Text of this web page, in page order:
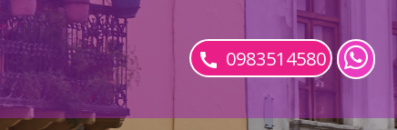
0983514580